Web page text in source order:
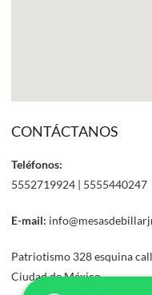
CONTÁCTANOS
Teléfonos:
5552719924 | 5555440247
E-mail:
Patriotismo 328 esquina
Ciudad de México